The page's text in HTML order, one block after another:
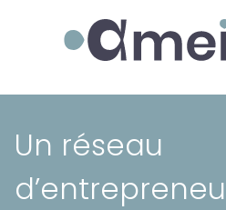
Ameizing
Un réseau